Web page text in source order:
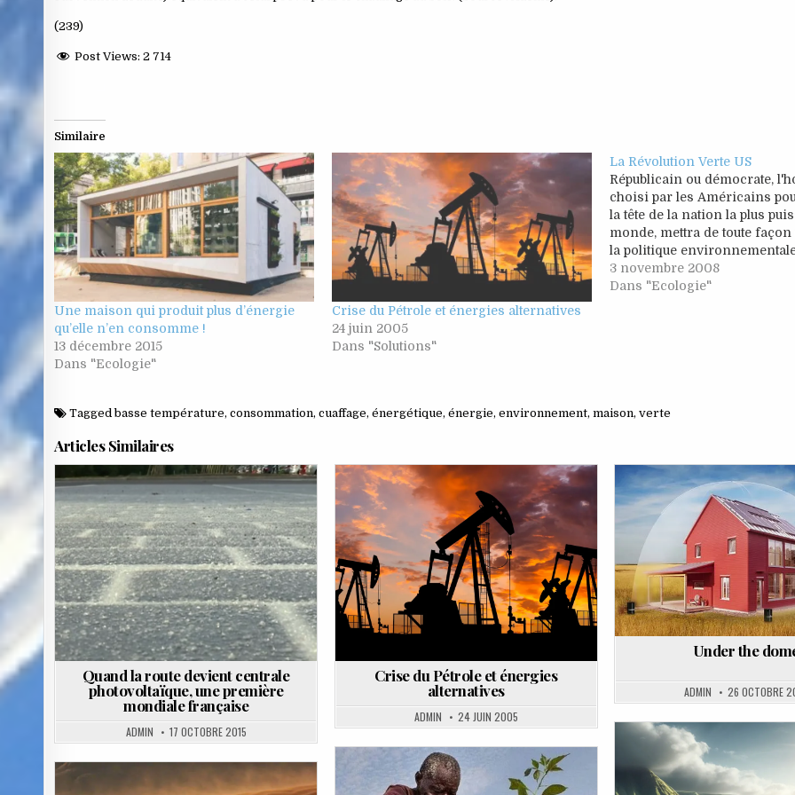
(239)
Post Views: 2 714
Similaire
Une maison qui produit plus d’énergie
qu’elle n’en consomme !
13 décembre 2015
Dans "Ecologie"
Crise du Pétrole et énergies alternatives
24 juin 2005
Dans "Solutions"
La Révolution Verte US
Républicain ou démocrate,
choisi par les Américains
la tête de la nation la plus
monde, mettra de toute façon
la politique
des années Bush. Tous deux
haut et fort, et ils n'ont pas le
3 novembre 2008
Dans "Ecologie"
Taggedbasse température,consommation,cuaffage,énergétique,énergie,environnement,maison,verte
Articles Similaires
Posted
in
Quand la route devient centrale
photovoltaïque, une première
mondiale française
ADMIN 17 OCTOBRE 2015
Posted
in
Crise du Pétrole et énergies
alternatives
ADMIN 24 JUIN 2005
Posted
Under the
ADMIN 26 OCTOBRE
Posted
in
Posted